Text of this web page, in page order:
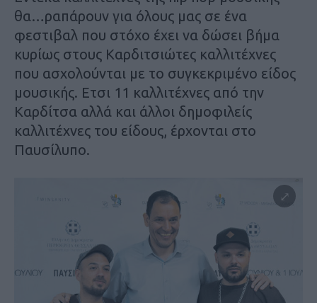
θα…ραπάρουν για όλους μας σε ένα
φεστιβαλ που στόχο έχει να δώσει βήμα
κυρίως στους Καρδιτσιώτες καλλιτέχνες
που ασχολούνται με το συγκεκριμένο είδος
μουσικής. Ετσι 11 καλλιτέχνες από την
Καρδίτσα αλλά και άλλοι δημοφιλείς
καλλιτέχνες του είδους, έρχονται στο
Παυσίλυπο.